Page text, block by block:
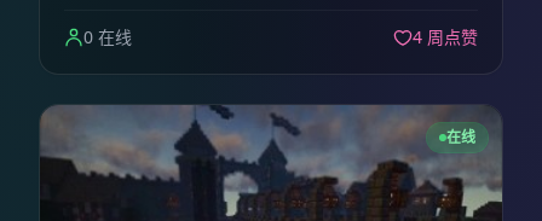
0 在线 4 周点赞
在线